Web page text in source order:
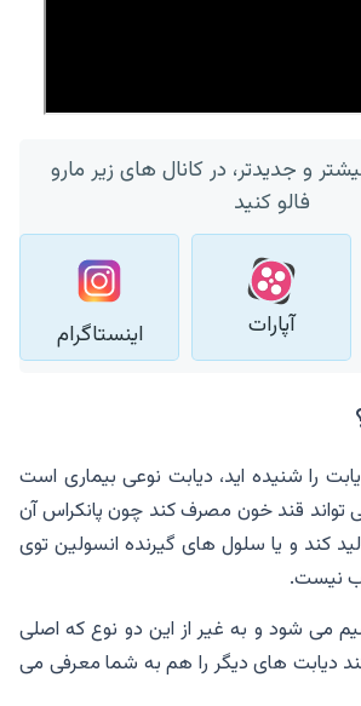
و جدیدتر، در کانال های زیر مارو
فالو کنید
آپارات اینستاگرام
را شنیده اید، دیابت نوعی بیماری است
تواند قند خون مصرف کند چون پانکراس آن
کند و یا سلول های گیرنده انسولین توی
نیست.
می شود و به غیر از این دو نوع که اصلی
دیابت های دیگر را هم به شما معرفی می